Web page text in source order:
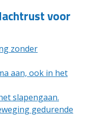
voor
zonder
aan, ook in het
slapengaan.
gedurende